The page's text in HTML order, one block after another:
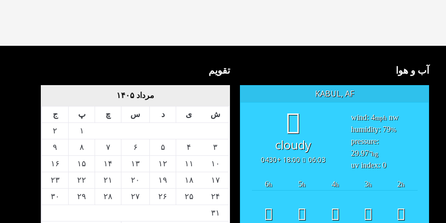
آب و هوا
KABUL, AF
cloudy
06:03
18:00 +0430
wind: 4mph nw
humidity: 79%
pressure:
29.97"hg
uv index: 0
2h
3h
4h
5h
6h
تقویم
مرداد ۱۴۰۵
ش ی د س چ پ
ج
۱
۲
۳
۴ ۵ ۶ ۷ ۸
۹
۱۰
۱۱ ۱۲ ۱۳ ۱۴ ۱۵
۱۶
۱۷
۱۸ ۱۹ ۲۰ ۲۱ ۲۲
۲۳
۲۴
۲۵ ۲۶ ۲۷ ۲۸ ۲۹
۳۰
۳۱